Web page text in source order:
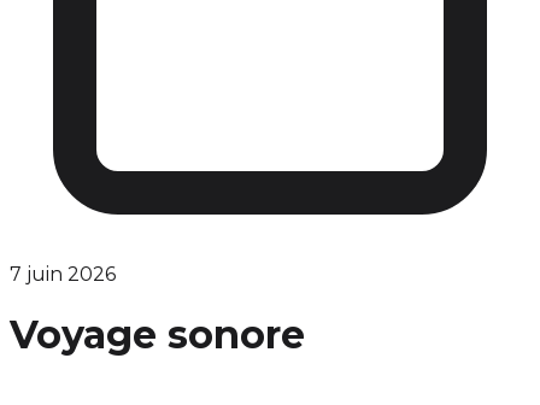
7 juin 2026
Voyage sonore